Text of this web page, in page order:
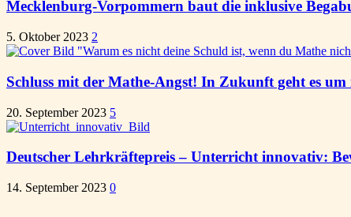
Mecklenburg-Vorpommern baut die inklusive
5. Oktober 2023 2
Schluss mit der Mathe-Angst! In Zukunft geht es
20. September 2023 5
Deutscher Lehrkräftepreis – Unterricht innovativ:
14. September 2023 0